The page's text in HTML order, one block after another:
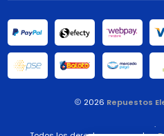
2026 Repuestos
.